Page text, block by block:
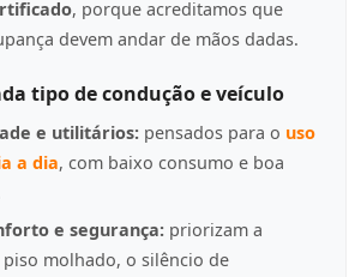
, porque acreditamos que
devem andar de mãos dadas.
tipo de condução e veículo
e utilitários: pensados para o uso
a dia, com baixo consumo e boa
e segurança: priorizam a
molhado, o silêncio de